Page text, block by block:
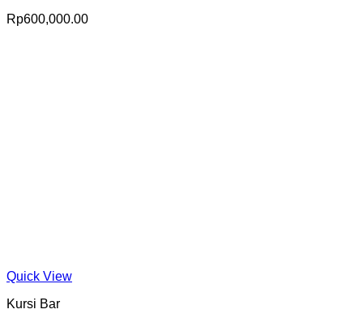
Rp600,000.00
Quick View
Kursi Bar